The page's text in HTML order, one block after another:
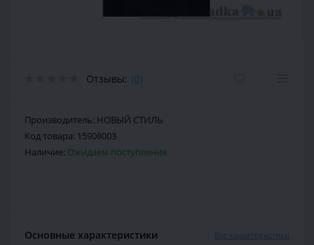
Отзывы: (0)
Производитель: НОВЫЙ СТИЛЬ
Код товара: 15908003
Наличие: Ожидаем поступления
Основные характеристики Все характеристики